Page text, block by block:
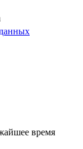
время